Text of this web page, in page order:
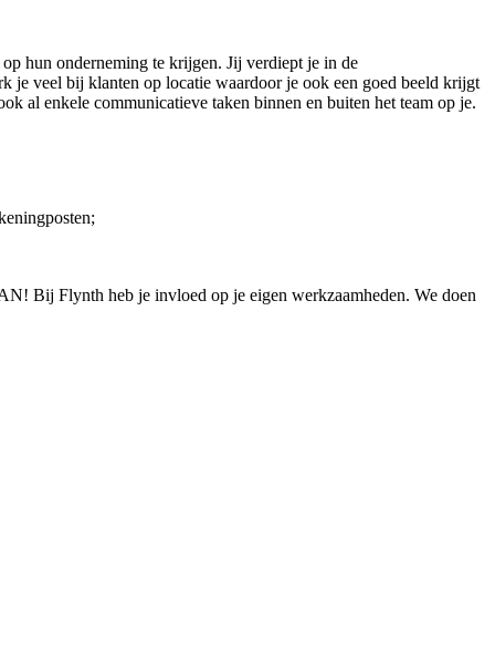
hun onderneming te krijgen. Jij verdiept je in de
je veel bij klanten op locatie waardoor je ook een goed beeld krijgt
al enkele communicatieve taken binnen en buiten het team op je.
Bij Flynth heb je invloed op je eigen werkzaamheden. We doen